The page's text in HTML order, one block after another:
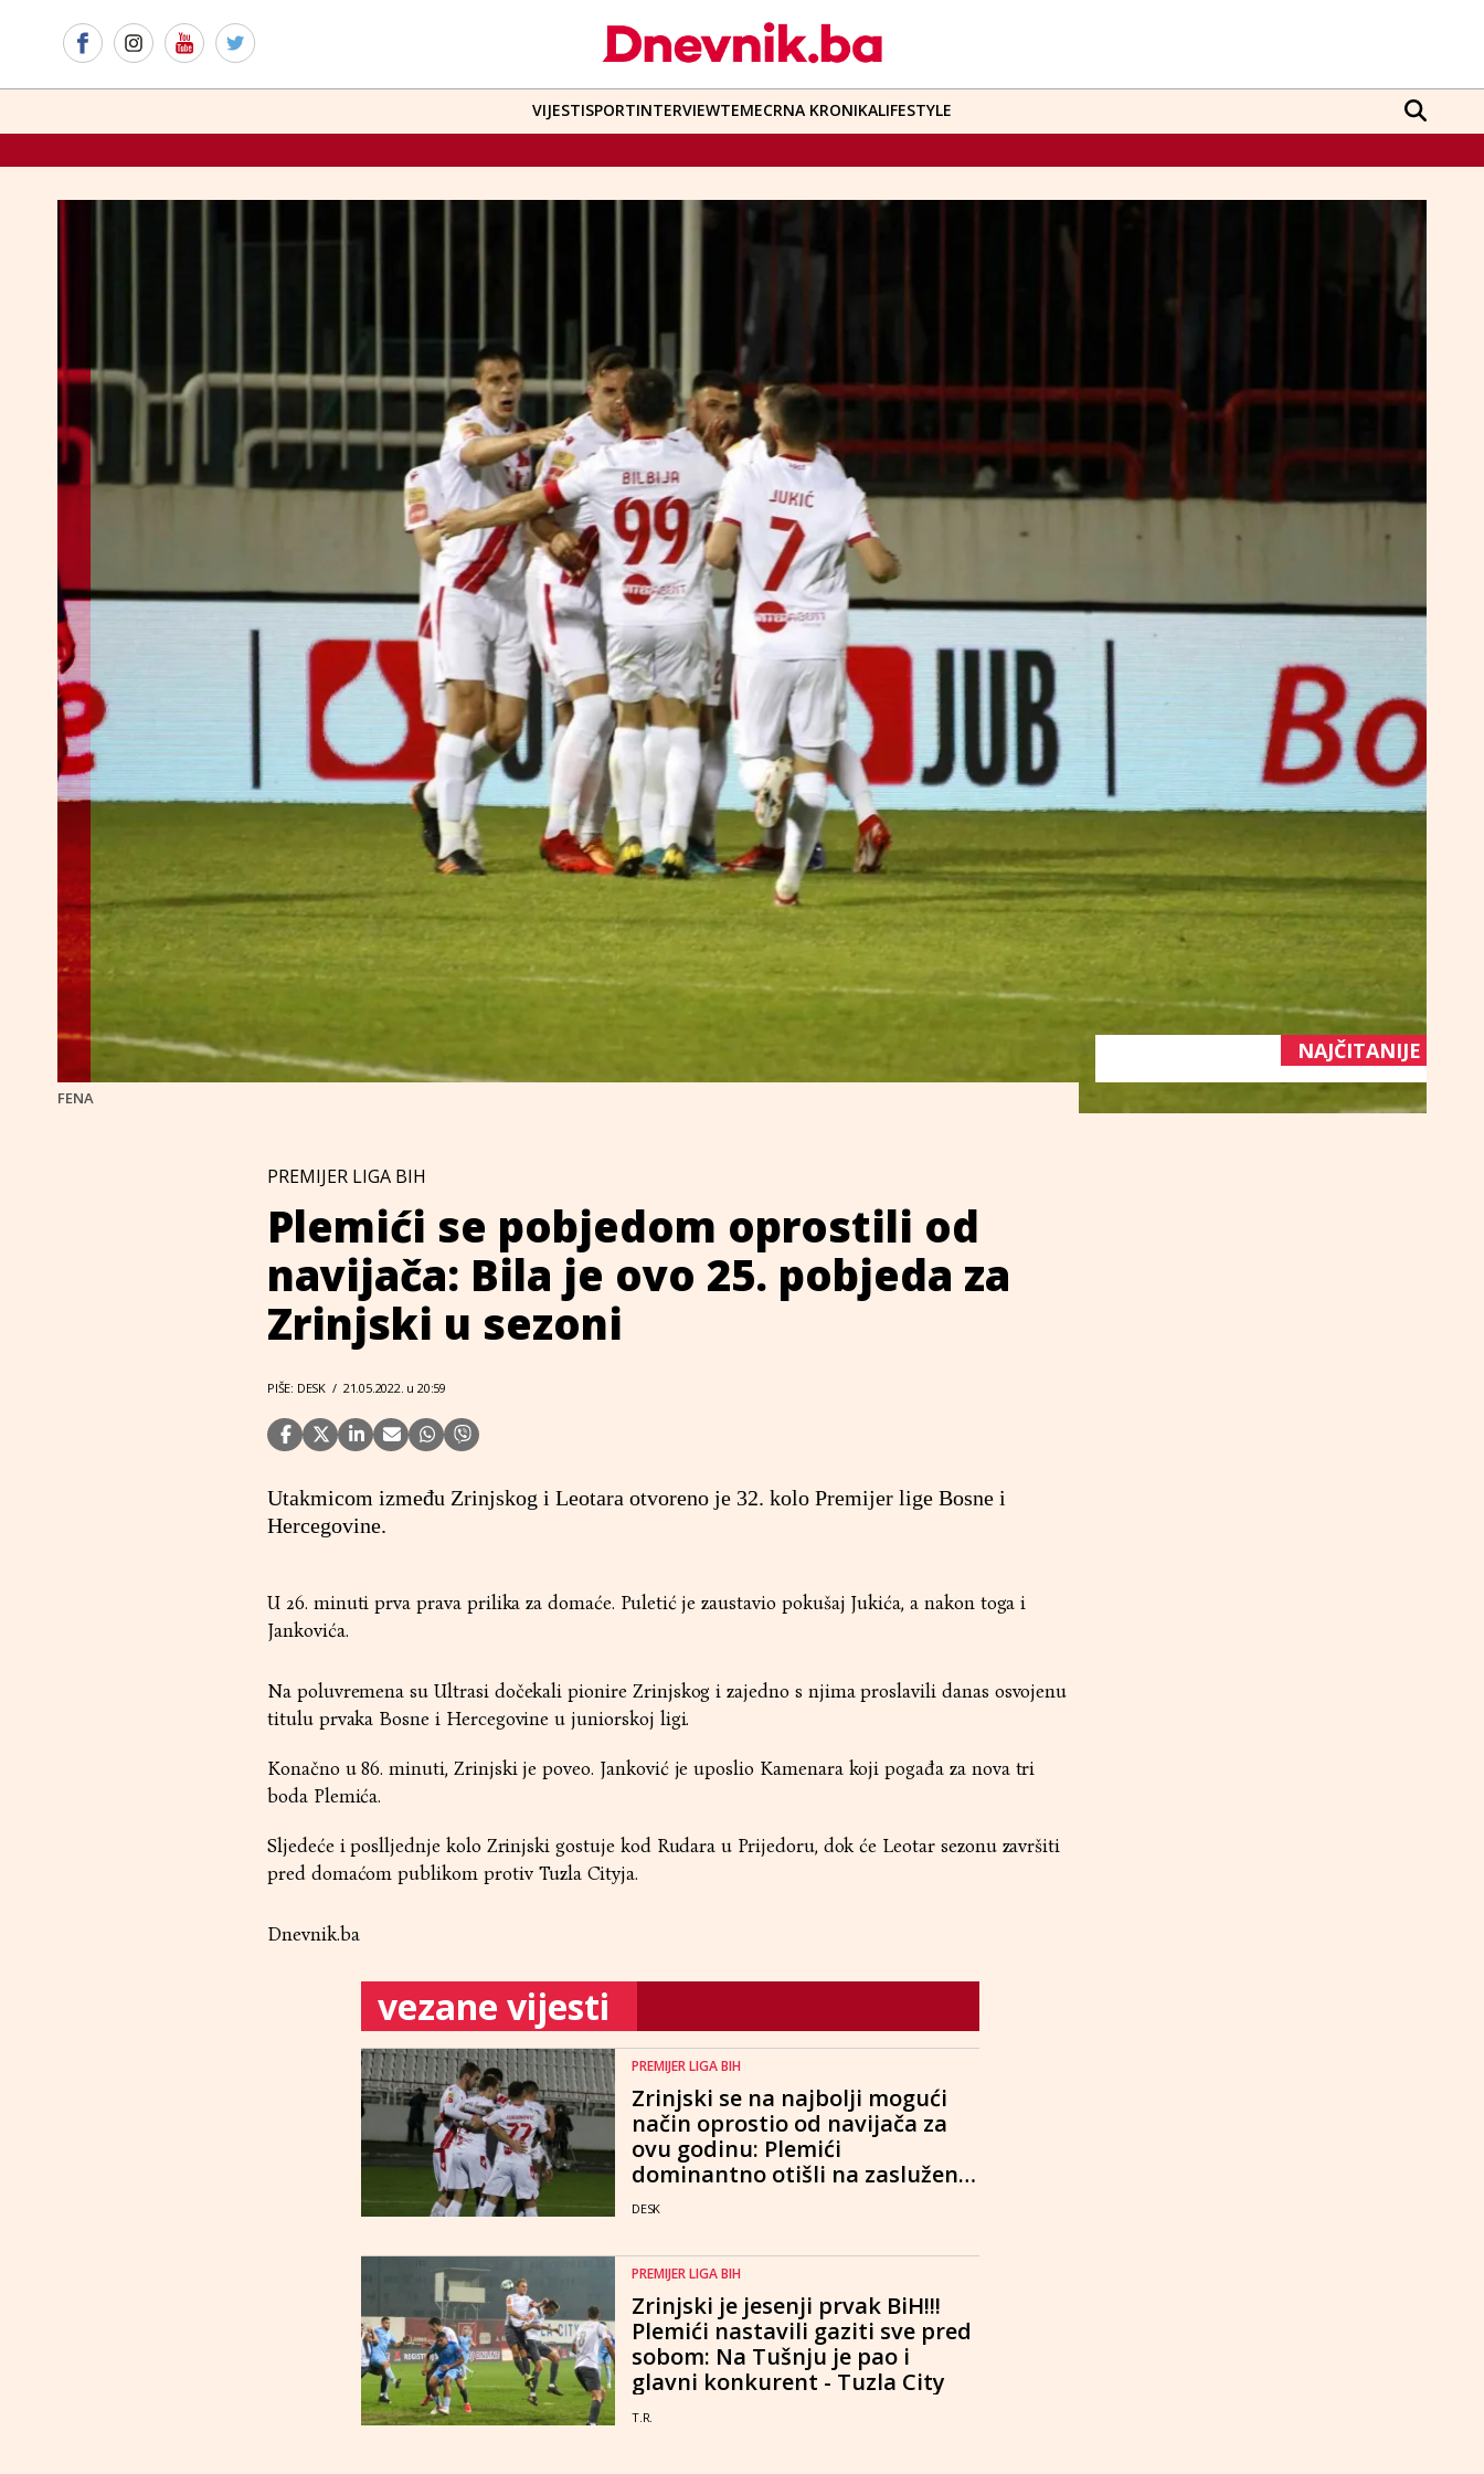
VIJESTISPORTINTERVIEWTEMECRNA KRONIKALIFESTYLE
FENA
PREMIJER LIGA BIH
Plemići se pobjedom oprostili od
navijača: Bila je ovo 25. pobjeda za
Zrinjski u sezoni
PIŠE: DESK / 21.05.2022. u 20:59
Utakmicom između Zrinjskog i Leotara otvoreno je 32. kolo Premijer lige Bosne i
Hercegovine.
U 26. minuti prva prava prilika za domaće. Puletić je zaustavio pokušaj Jukića, a nakon toga i
Jankovića.
Na poluvremena su Ultrasi dočekali pionire Zrinjskog i zajedno s njima proslavili danas osvojenu
titulu prvaka Bosne i Hercegovine u juniorskoj ligi.
Konačno u 86. minuti, Zrinjski je poveo. Janković je uposlio Kamenara koji pogađa za nova tri
boda Plemića.
Sljedeće i poslljednje kolo Zrinjski gostuje kod Rudara u Prijedoru, dok će Leotar sezonu završiti
pred domaćom publikom protiv Tuzla Cityja.
Dnevnik.ba
vezane vijesti
PREMIJER LIGA BIH
Zrinjski se na najbolji mogući
način oprostio od navijača za
ovu godinu: Plemići
dominantno otišli na zasluženi
odmor
DESK
PREMIJER LIGA BIH
Zrinjski je jesenji prvak BiH!!!
Plemići nastavili gaziti sve pred
sobom: Na Tušnju je pao i
glavni konkurent - Tuzla City
T.R.
NAJČITANIJE